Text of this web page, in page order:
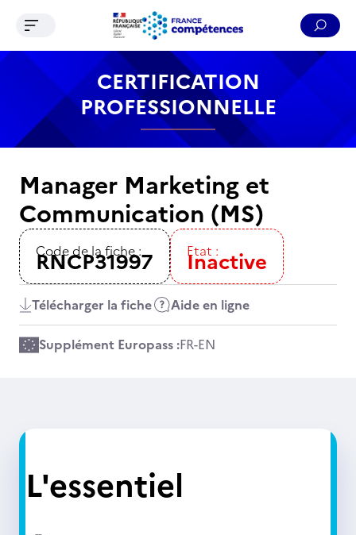
Contenu Recherche Menu Pied de page
Ouvrir le menu de navigation
CERTIFICATION
PROFESSIONNELLE
Manager Marketing et
Communication (MS)
Code de la fiche :
RNCP31997 Etat :
Inactive
Télécharger la fiche Aide en ligne
Supplément Europass :FR-EN
L'essentiel